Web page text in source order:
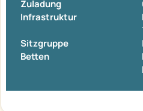
Zuladung
Infrastruktur
Sitzgruppe
Betten